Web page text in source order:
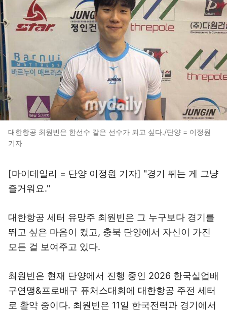
대한항공 최원빈은 한선수 같은 선수가 되고 싶다./단양 = 이정원
기자
[마이데일리 = 단양 이정원 기자] "경기 뛰는 게 그냥
즐거워요."
대한항공 세터 유망주 최원빈은 그 누구보다 경기를
뛰고 싶은 마음이 컸고, 충북 단양에서 자신이 가진
모든 걸 보여주고 있다.
최원빈은 현재 단양에서 진행 중인 2026 한국실업배
구연맹&프로배구 퓨처스대회에 대한항공 주전 세터
로 활약 중이다. 최원빈은 11일 한국전력과 경기에서